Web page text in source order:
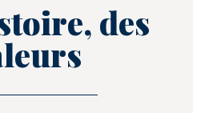
des